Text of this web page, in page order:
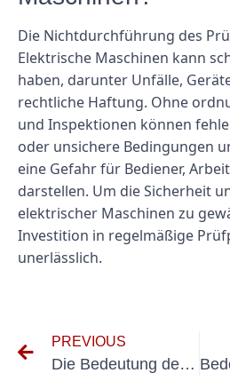
Die Nichtdurchführung des
Elektrische Maschinen kann
haben, darunter Unfälle,
rechtliche Haftung. Ohne
und Inspektionen können
oder unsichere Bedingungen
eine Gefahr für Bediener,
darstellen. Um die Sicherheit
elektrischer Maschinen zu
Investition in regelmäßige
unerlässlich.
PREVIOUS
Die Bedeutung der regelmäßigen Schweißgeräteprüfung nach DGUV-Richtlinien